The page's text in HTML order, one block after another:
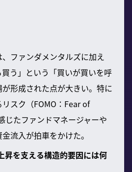
ファンダメンタルズに加え
買う」という「買いが買いを呼
形成された点が大きい。特に
スク（FOMO：Fear of
じたファンドマネージャーや
流入が拍車をかけた。
昇を支える構造的要因には何